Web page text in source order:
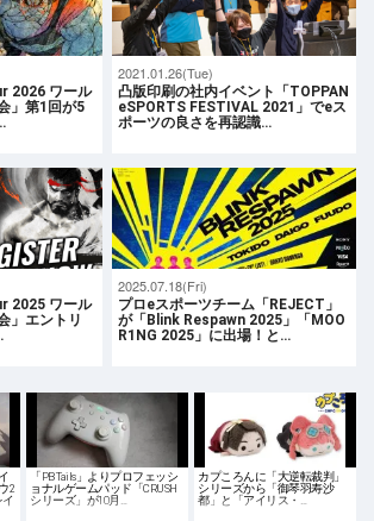
2026 ワール
」第1回が5
2021.01.26(Tue)
凸版印刷の社内イベント「TOPPAN
eSPORTS FESTIVAL 2021」でeス
ポーツの良さを再認識…
2025 ワール
」エントリ
2025.07.18(Fri)
プロeスポーツチーム「REJECT」
が「Blink Respawn 2025」「MOO
R1NG 2025」に出場！と…
2
「PB Tails」よりプロフェッシ
ョナルゲームパッド「CRUSH
シリーズ」が10月…
カプころんに「大逆転裁判」
シリーズから「御琴羽寿沙
都」と「アイリス・…